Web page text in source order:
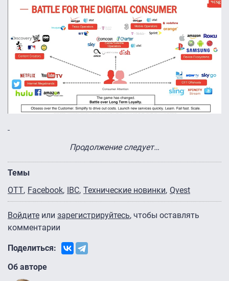
Продолжение следует…
Темы
OTT Facebook IBC Технические новинки Qvest
Войдите или зарегистрируйтесь, чтобы оставлять
комментарии
Поделиться:
Об авторе